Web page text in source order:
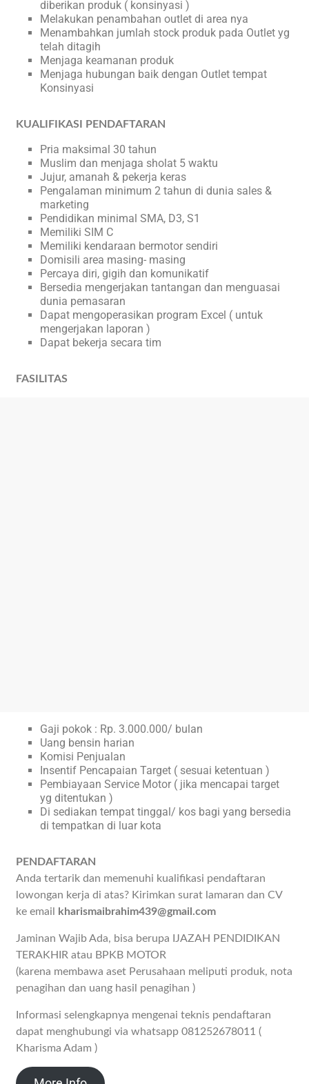
diberikan produk ( konsinyasi )
Melakukan penambahan outlet di area nya
Menambahkan jumlah stock produk pada Outlet yg
telah ditagih
Menjaga keamanan produk
Menjaga hubungan baik dengan Outlet tempat
Konsinyasi
KUALIFIKASI PENDAFTARAN
Pria maksimal 30 tahun
Muslim dan menjaga sholat 5 waktu
Jujur, amanah & pekerja keras
Pengalaman minimum 2 tahun di dunia sales &
marketing
Pendidikan minimal SMA, D3, S1
Memiliki SIM C
Memiliki kendaraan bermotor sendiri
Domisili area masing- masing
Percaya diri, gigih dan komunikatif
Bersedia mengerjakan tantangan dan menguasai
dunia pemasaran
Dapat mengoperasikan program Excel ( untuk
mengerjakan laporan )
Dapat bekerja secara tim
FASILITAS
Gaji pokok : Rp. 3.000.000/ bulan
Uang bensin harian
Komisi Penjualan
Insentif Pencapaian Target ( sesuai ketentuan )
Pembiayaan Service Motor ( jika mencapai target
yg ditentukan )
Di sediakan tempat tinggal/ kos bagi yang bersedia
di tempatkan di luar kota
PENDAFTARAN
Anda tertarik dan memenuhi kualifikasi pendaftaran
lowongan kerja di atas? Kirimkan surat lamaran dan CV
ke email
kharismaibrahim439@gmail.com
Jaminan Wajib Ada, bisa berupa IJAZAH PENDIDIKAN
TERAKHIR atau BPKB MOTOR
(karena membawa aset Perusahaan meliputi produk, nota
penagihan dan uang hasil penagihan )
Informasi selengkapnya mengenai teknis pendaftaran
dapat menghubungi via whatsapp 081252678011 (
Kharisma Adam )